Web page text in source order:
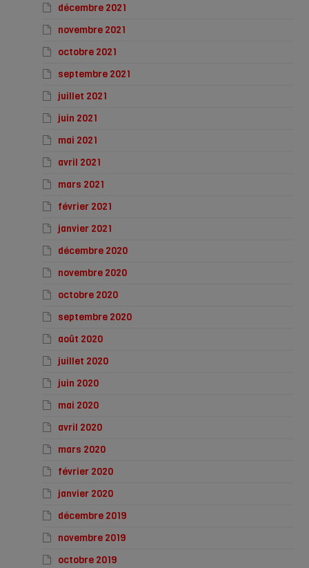
décembre 2021
novembre 2021
octobre 2021
septembre 2021
juillet 2021
juin 2021
mai 2021
avril 2021
mars 2021
février 2021
janvier 2021
décembre 2020
novembre 2020
octobre 2020
septembre 2020
août 2020
juillet 2020
juin 2020
mai 2020
avril 2020
mars 2020
février 2020
janvier 2020
décembre 2019
novembre 2019
octobre 2019